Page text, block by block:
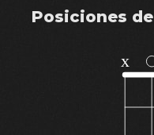
Posiciones de
x